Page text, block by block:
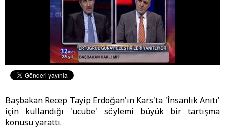
Başbakan Recep Tayip Erdoğan'ın Kars'ta 'İnsanlık Anıtı'
için kullandığı 'ucube' söylemi büyük bir tartışma
konusu yarattı.